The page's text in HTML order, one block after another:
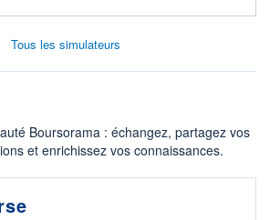
Tous les simulateurs
Boursorama : échangez, partagez vos
et enrichissez vos connaissances.